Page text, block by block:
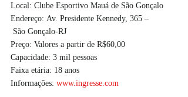
Local: Clube Esportivo Mauá de São Gonçalo
Endereço: Av. Presidente Kennedy, 365 –
São Gonçalo-RJ
Preço: Valores a partir de R$60,00
Capacidade: 3 mil pessoas
Faixa etária: 18 anos
Informações: www.ingresse.com